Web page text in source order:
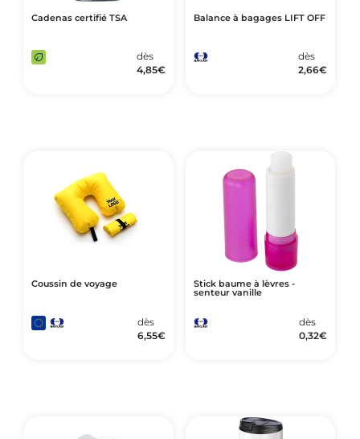
Cadenas certifié TSA
dès
4,85€
Balance à bagages LIFT OFF
dès
2,66€
Coussin de voyage
dès
6,55€
Stick baume à lèvres -
senteur vanille
dès
0,32€